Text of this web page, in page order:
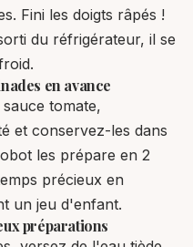
Fini les doigts râpés !
du réfrigérateur, il se
en avance
tomate,
et conservez-les dans
les prépare en 2
précieux en
un jeu d'enfant.
préparations